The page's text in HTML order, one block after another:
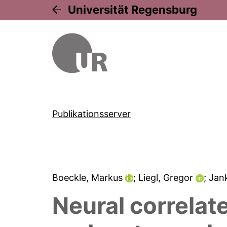
Universität Regensburg
Publikationsserver
Boeckle, Markus ; Liegl, Gregor ;
Neural